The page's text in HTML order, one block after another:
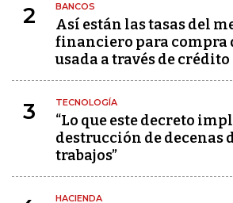
2 BANCOS
Así están las tasas del
financiero para compra
usada a través de crédito
3 TECNOLOGÍA
“Lo que este decreto
destrucción de decenas
trabajos”
HACIENDA